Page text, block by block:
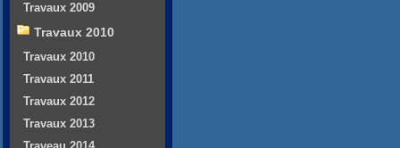
Travaux 2009
Travaux 2010
Travaux 2010
Travaux 2011
Travaux 2012
Travaux 2013